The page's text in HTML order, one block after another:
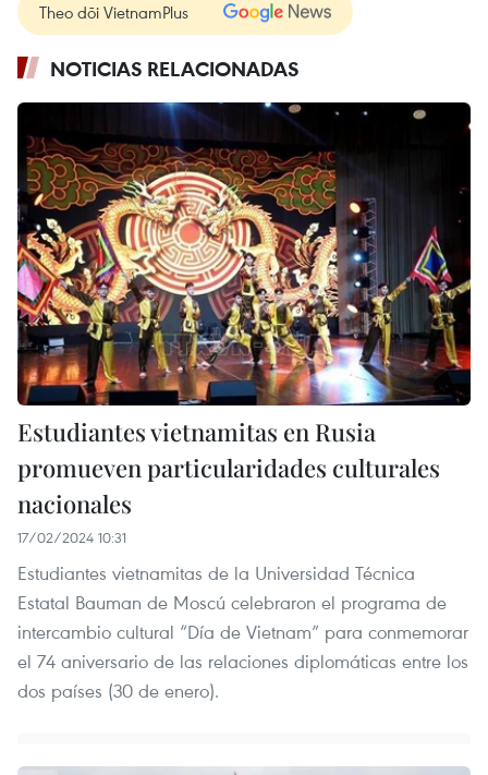
Theo dõi VietnamPlus
NOTICIAS RELACIONADAS
Estudiantes vietnamitas en Rusia
promueven particularidades culturales
nacionales
17/02/2024 10:31
Estudiantes vietnamitas de la Universidad Técnica
Estatal Bauman de Moscú celebraron el programa de
intercambio cultural “Día de Vietnam” para conmemorar
el 74 aniversario de las relaciones diplomáticas entre los
dos países (30 de enero).